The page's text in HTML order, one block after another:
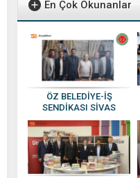
En Çok Okunanlar
ÖZ BELEDİYE-İŞ
SENDİKASI SİVAS
YÖNETİMİNE ATAMA
YAPILDI